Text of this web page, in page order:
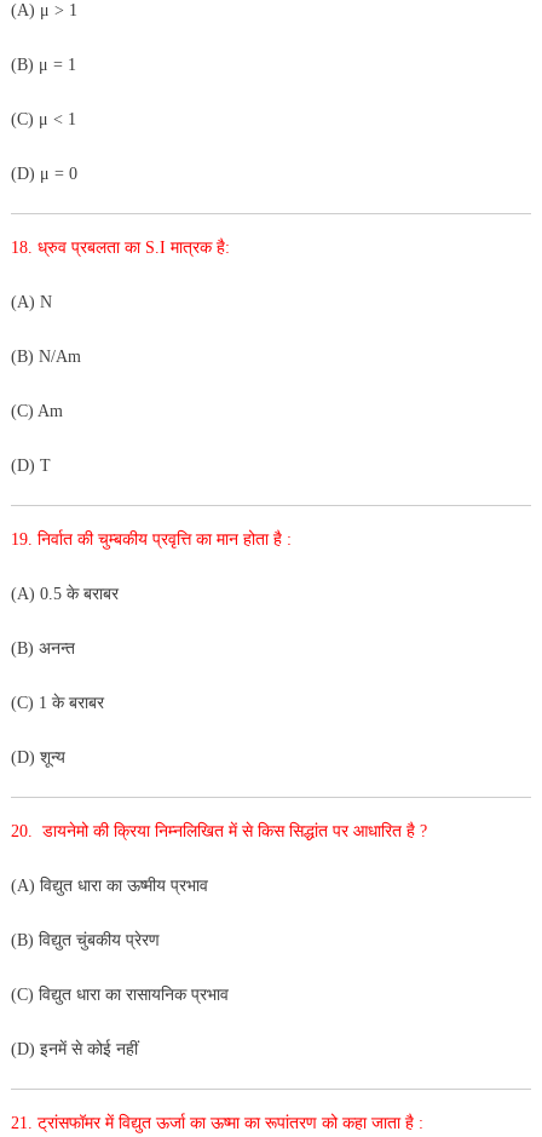
(A) μ > 1
(B) μ = 1
(C) μ < 1
(D) μ = 0
18. ध्रुव प्रबलता का S.I मात्रक है:
(A) N
(B) N/Am
(C) Am
(D) T
19. निर्वात की चुम्बकीय प्रवृत्ति का मान होता है :
(A) 0.5 के बराबर
(B) अनन्त
(C) 1 के बराबर
(D) शून्य
20. डायनेमो की क्रिया निम्नलिखित में से किस सिद्धांत पर आधारित है ?
(A) विद्युत धारा का ऊष्मीय प्रभाव
(B) विद्युत चुंबकीय प्रेरण
(C) विद्युत धारा का रासायनिक प्रभाव
(D) इनमें से कोई नहीं
21. ट्रांसफॉमर में विद्युत ऊर्जा का ऊष्मा का रूपांतरण को कहा जाता है :